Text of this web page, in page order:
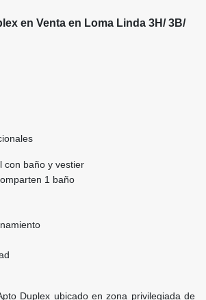
en Venta en Loma Linda 3H/ 3B/
con baño y vestier
1 baño
Duplex ubicado en zona privilegiada de